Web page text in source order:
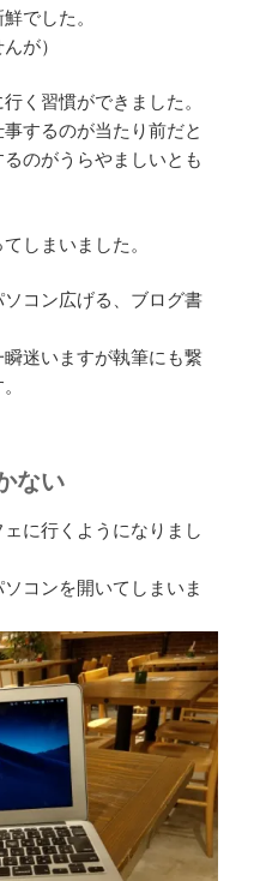
でした。
が）
く習慣ができました。
するのが当たり前だと
のがうらやましいとも
しまいました。
コン広げる、ブログ書
迷いますが執筆にも繋
ない
に行くようになりまし
コンを開いてしまいま